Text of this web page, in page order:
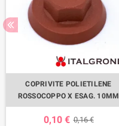
COPRIVITE POLIETILENE
ROSSOCOPPO X ESAG. 10MM
0,10 € 0,16 €